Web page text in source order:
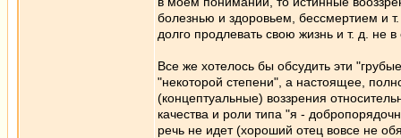
болезнью и здоровьем, бессмертием и
долго продлевать свою жизнь и т. д. не
Все же хотелось бы обсудить эти
"некоторой степени", а настоящее,
(концептуальные) воззрения
качества и роли типа "я -
речь не идет (хороший отец вовсе не